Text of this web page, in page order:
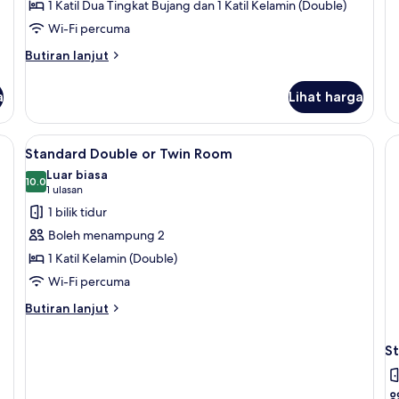
1 Katil Dua Tingkat Bujang dan 1 Katil Kelamin (Double)
Wi-Fi percuma
Butiran lanjut
Butiran
Room
Lihat harga
Lihat
semua
foto
untuk
Standard
Double
or
Twin
Room
Peralatan tempat tidur hipoalergenik,
17
Standard Double or Twin Room
10.010.0 daripada 10
Luar biasa
1 ulasan
(1
ulasan)
1 bilik tidur
Boleh menampung 2
1 Katil Kelamin (Double)
Wi-Fi percuma
Butiran lanjut
Butiran